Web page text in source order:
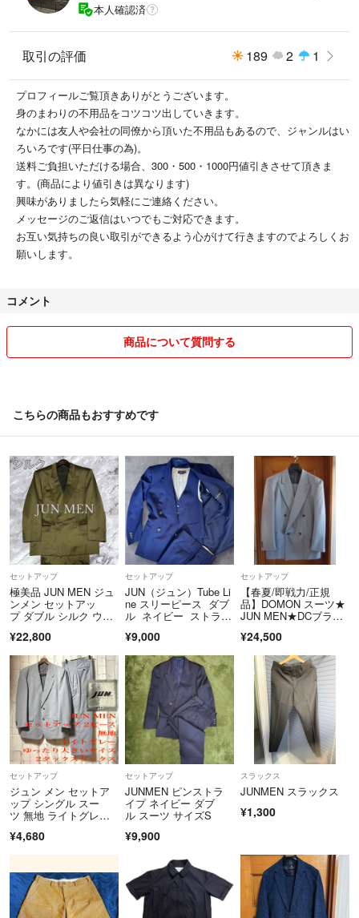
本人確認済
取引の評価 189 2 1
プロフィールご覧頂きありがとうございます。
身のまわりの不用品をコツコツ出していきます。
なかには友人や会社の同僚から頂いた不用品もあるので、ジャンルはい
ろいろです(平日仕事の為)。
送料ご負担いただける場合、300・500・1000円値引きさせて頂きま
す。(商品により値引きは異なります)
興味がありましたら気軽にご連絡ください。
メッセージのご返信はいつでもご対応できます。
お互い気持ちの良い取引ができるよう心がけて行きますのでよろしくお
願いします。
コメント
商品について質問する
こちらの商品もおすすめです
セットアップ
極美品 JUN MEN ジュ
ンメン セットアッ
プ ダブル シルク ウー
¥22,800
セットアップ
JUN（ジュン）Tube Li
ne スリーピース ダブ
ル ネイビー ストライ
¥9,000
セットアップ
【春夏/即戦力/正規
品】DOMON スーツ★
JUN MEN★DCブラン
¥24,500
セットアップ
ジュン メン セットア
ップ シングル スー
ツ 無地 ライトグレ
¥4,680
セットアップ
JUNMEN ピンストラ
イプ ネイビー ダブ
ル スーツ サイズS
¥9,900
スラックス
JUNMEN スラックス
¥1,300